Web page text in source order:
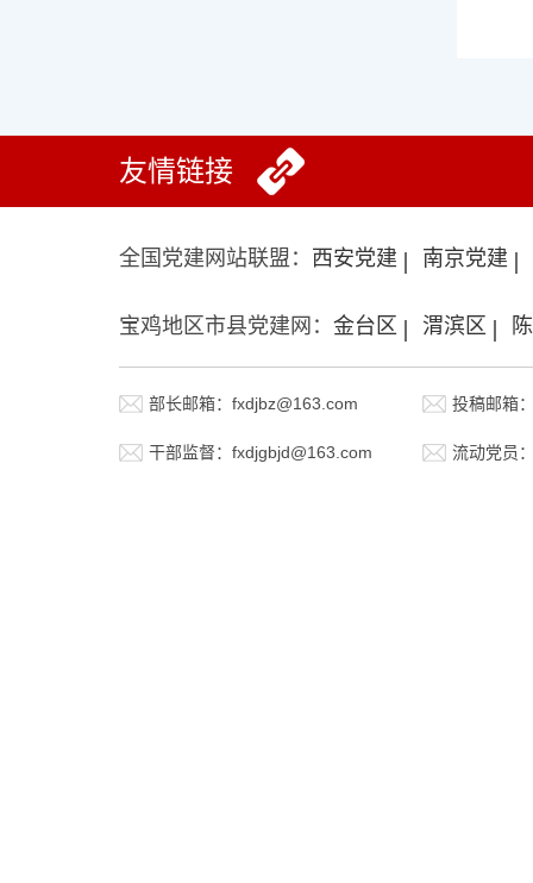
友情链接
全国党建网站联盟： 西安党建 南京党建
宝鸡地区市县党建网： 金台区 渭滨区
部长邮箱：fxdjbz@163.com 投稿邮箱
干部监督：fxdjgbjd@163.com 流动党员